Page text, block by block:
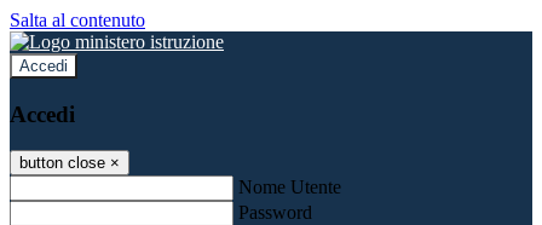
Salta al contenuto
Accedi
Accedi
button close ×
Nome Utente
Password